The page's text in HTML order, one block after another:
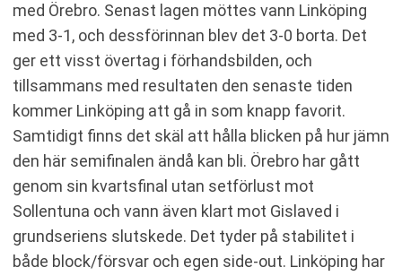
med Örebro. Senast lagen möttes vann Linköping
med 3-1, och dessförinnan blev det 3-0 borta. Det
ger ett visst övertag i förhandsbilden, och
tillsammans med resultaten den senaste tiden
kommer Linköping att gå in som knapp favorit.
Samtidigt finns det skäl att hålla blicken på hur jämn
den här semifinalen ändå kan bli. Örebro har gått
genom sin kvartsfinal utan setförlust mot
Sollentuna och vann även klart mot Gislaved i
grundseriens slutskede. Det tyder på stabilitet i
både block/försvar och egen side-out. Linköping har